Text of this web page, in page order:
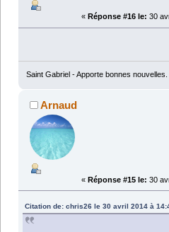
« Réponse #16 le: 30
Saint Gabriel - Apporte bonnes nouvelles.
Arnaud
« Réponse #15 le: 30
Citation de: chris26 le 30 avril 2014 à